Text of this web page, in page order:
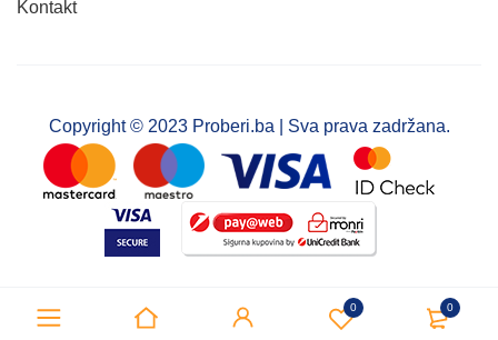
0 0
Kontakt
Copyright © 2023 Proberi.ba | Sva prava zadržana.